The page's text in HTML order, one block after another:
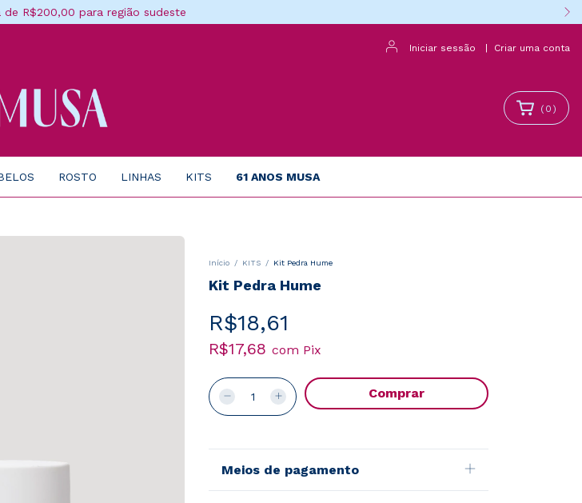
Iniciar sessão Criar uma conta
de R$200,00 para região sudeste
( 0 )
ROSTO LINHAS KITS 61 ANOS MUSA
Início / KITS / Kit Pedra Hume
Kit Pedra Hume
R$18,61
R$17,68 com Pix
Meios de pagamento